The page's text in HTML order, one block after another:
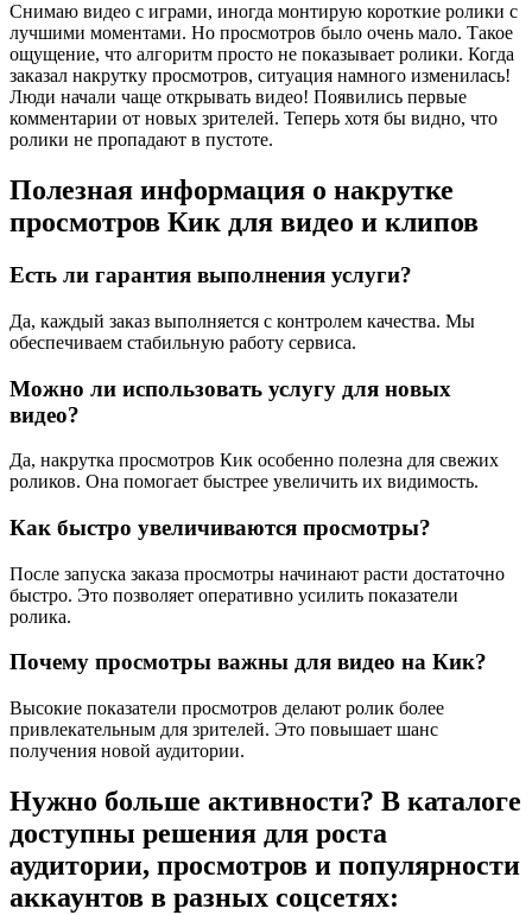
Снимаю видео с играми, иногда монтирую короткие ролики с
лучшими моментами. Но просмотров было очень мало. Такое
ощущение, что алгоритм просто не показывает ролики. Когда
заказал накрутку просмотров, ситуация намного изменилась!
Люди начали чаще открывать видео! Появились первые
комментарии от новых зрителей. Теперь хотя бы видно, что
ролики не пропадают в пустоте.
Полезная информация о накрутке
просмотров Кик для видео и клипов
Есть ли гарантия выполнения услуги?
Да, каждый заказ выполняется с контролем качества. Мы
обеспечиваем стабильную работу сервиса.
Можно ли использовать услугу для новых
видео?
Да, накрутка просмотров Кик особенно полезна для свежих
роликов. Она помогает быстрее увеличить их видимость.
Как быстро увеличиваются просмотры?
После запуска заказа просмотры начинают расти достаточно
быстро. Это позволяет оперативно усилить показатели
ролика.
Почему просмотры важны для видео на Кик?
Высокие показатели просмотров делают ролик более
привлекательным для зрителей. Это повышает шанс
получения новой аудитории.
Нужно больше активности? В каталоге
доступны решения для роста
аудитории, просмотров и популярности
аккаунтов в разных соцсетях: